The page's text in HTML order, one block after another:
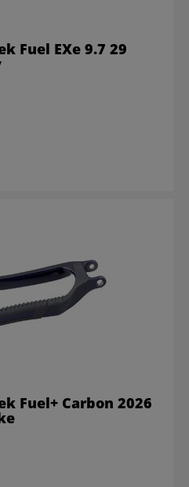
Fuel EXe 9.7 29
Fuel+ Carbon 2026